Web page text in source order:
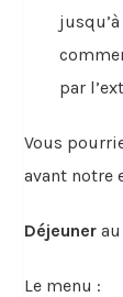
par
Vous
avant notre
Déjeuner
Le menu :